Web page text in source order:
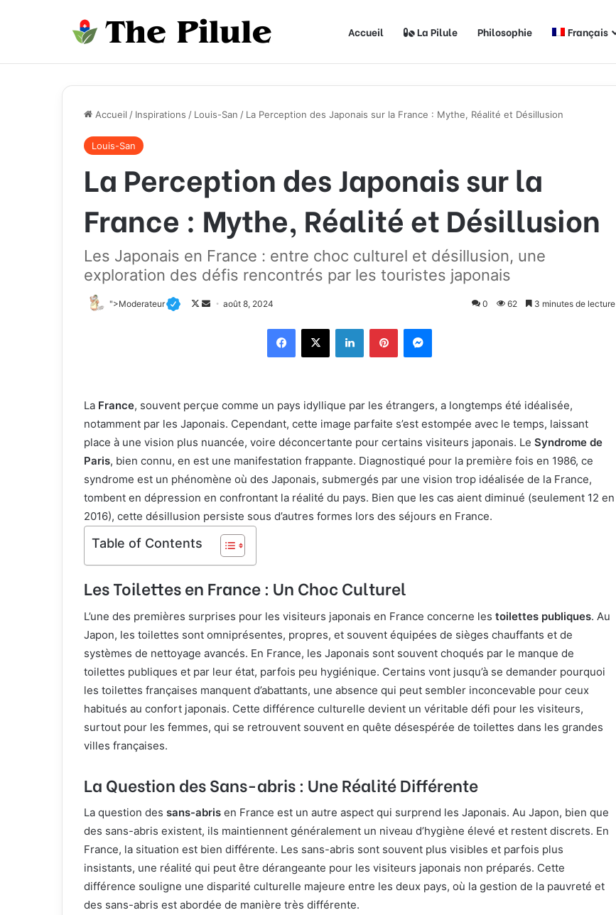
Accueil La Pilule Philosophie Français
Accueil / Inspirations / Louis-San / La Perception des Japonais sur la France : Mythe, Réalité et Désillusion
Louis-San
La Perception des Japonais sur la
France : Mythe, Réalité et Désillusion
Les Japonais en France : entre choc culturel et désillusion, une
exploration des défis rencontrés par les touristes japonais
">Moderateur
F
o
n
X
E
r
u
n
c
o
r
août 8, 2024 0 62 3 minutes de lecture
La France, souvent perçue comme un pays idyllique par les étrangers, a longtemps été idéalisée,
notamment par les Japonais. Cependant, cette image parfaite s’est estompée avec le temps, laissant
place à une vision plus nuancée, voire déconcertante pour certains visiteurs japonais. Le Syndrome de
Paris, bien connu, en est une manifestation frappante. Diagnostiqué pour la première fois en 1986, ce
syndrome est un phénomène où des Japonais, submergés par une vision trop idéalisée de la France,
tombent en dépression en confrontant la réalité du pays. Bien que les cas aient diminué (seulement 12 en
2016), cette désillusion persiste sous d’autres formes lors des séjours en France.
Table of Contents
Les Toilettes en France : Un Choc Culturel
L’une des premières surprises pour les visiteurs japonais en France concerne les toilettes publiques. Au
Japon, les toilettes sont omniprésentes, propres, et souvent équipées de sièges chauffants et de
systèmes de nettoyage avancés. En France, les Japonais sont souvent choqués par le manque de
toilettes publiques et par leur état, parfois peu hygiénique. Certains vont jusqu’à se demander pourquoi
les toilettes françaises manquent d’abattants, une absence qui peut sembler inconcevable pour ceux
habitués au confort japonais. Cette différence culturelle devient un véritable défi pour les visiteurs,
surtout pour les femmes, qui se retrouvent souvent en quête désespérée de toilettes dans les grandes
villes françaises.
La Question des Sans-abris : Une Réalité Différente
La question des sans-abris en France est un autre aspect qui surprend les Japonais. Au Japon, bien que
des sans-abris existent, ils maintiennent généralement un niveau d’hygiène élevé et restent discrets. En
France, la situation est bien différente. Les sans-abris sont souvent plus visibles et parfois plus
insistants, une réalité qui peut être dérangeante pour les visiteurs japonais non préparés. Cette
différence souligne une disparité culturelle majeure entre les deux pays, où la gestion de la pauvreté et
des sans-abris est abordée de manière très différente.